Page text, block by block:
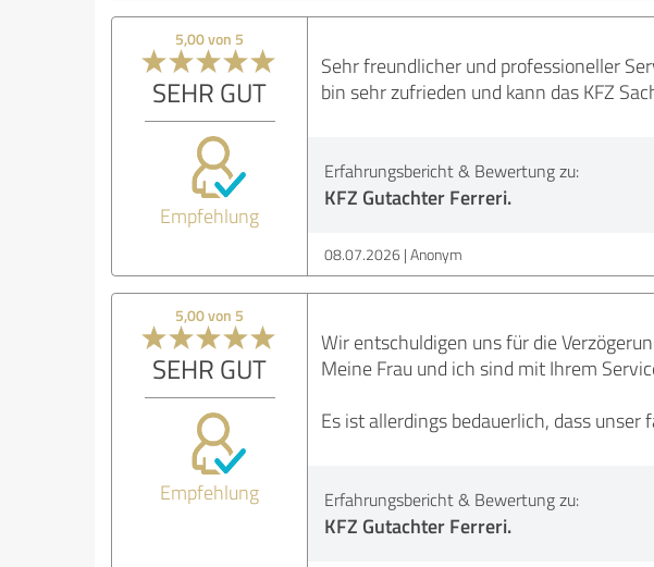
5,00 von 5
SEHR GUT
Empfehlung
Sehr freundlicher und professioneller
bin sehr zufrieden und kann das KFZ
Erfahrungsbericht & Bewertung zu:
KFZ Gutachter Ferreri.
08.07.2026 Anonym
5,00 von 5
SEHR GUT
Empfehlung
Wir entschuldigen uns für die
Meine Frau und ich sind mit Ihrem
Es ist allerdings bedauerlich, dass
Erfahrungsbericht & Bewertung zu:
KFZ Gutachter Ferreri.